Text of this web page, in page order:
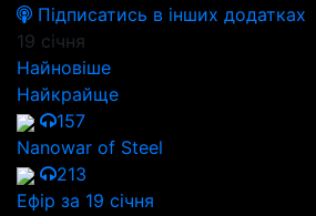
Підписатись в інших додатках
19 січня
Найновіше
Найкрайще
157
Nanowar of Steel
213
Ефір за 19 січня